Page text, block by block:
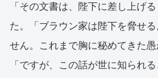
「その文書は、陛下に差し上げ
た。「ブラウン家は陛下を脅せ
せん。これまで胸に秘めてきた愚
「ですが、この話が世に知られ